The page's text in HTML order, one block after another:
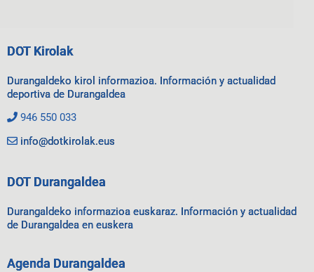
DOT Kirolak
Durangaldeko kirol informazioa. Información y actualidad
deportiva de Durangaldea
946 550 033
info@dotkirolak.eus
DOT Durangaldea
Durangaldeko informazioa euskaraz. Información y actualidad
de Durangaldea en euskera
Agenda Durangaldea